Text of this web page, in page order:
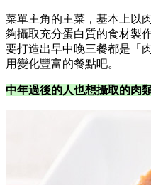
菜單主角的主菜，基本上以
夠攝取充分蛋白質的食材製
要打造出早中晚三餐都是「
用變化豐富的餐點吧。
中年過後的人也想攝取的肉